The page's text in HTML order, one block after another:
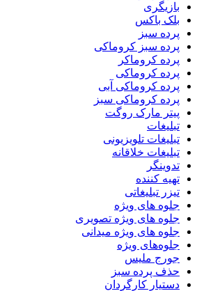
بازیگری
بلک باکس
پرده سبز
پرده سبز کروماکی
پرده کروماکر
پرده کروماکی
پرده کروماکی آبی
پرده کروماکی سبز
پیتر مارک روگت
تبلیغات
تبلیغات تلویزیونی
تبلیغات خلاقانه
تدوینگر
تهیه کننده
تیزر تبلیغاتی
جلوه های ویژه
جلوه های ویژه تصویری
جلوه های ویژه میدانی
جلوه‌های ویژه
جورج ملیس
حذف پرده سبز
دستیار کارگردان